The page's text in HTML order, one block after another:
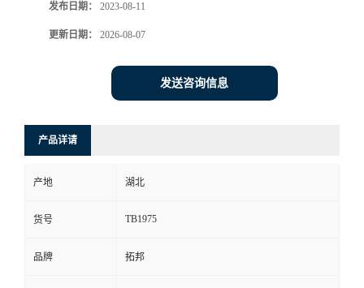
发布日期： 2023-08-11
更新日期： 2026-08-07
发送咨询信息
产品详请
产地 湖北
货号 TB1975
品牌 拓邦